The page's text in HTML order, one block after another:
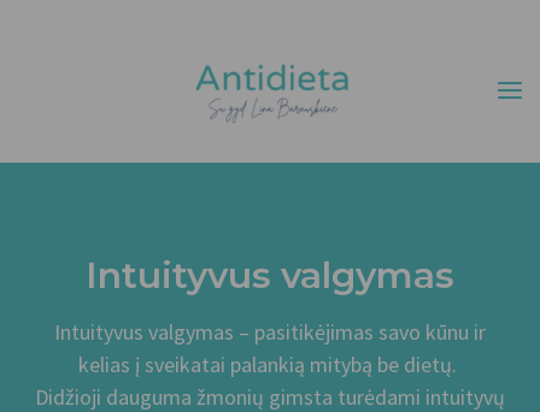
Intuityvus valgymas
Intuityvus valgymas – pasitikėjimas savo kūnu ir
kelias į sveikatai palankią mitybą be dietų.
Didžioji dauguma žmonių gimsta turėdami intuityvų